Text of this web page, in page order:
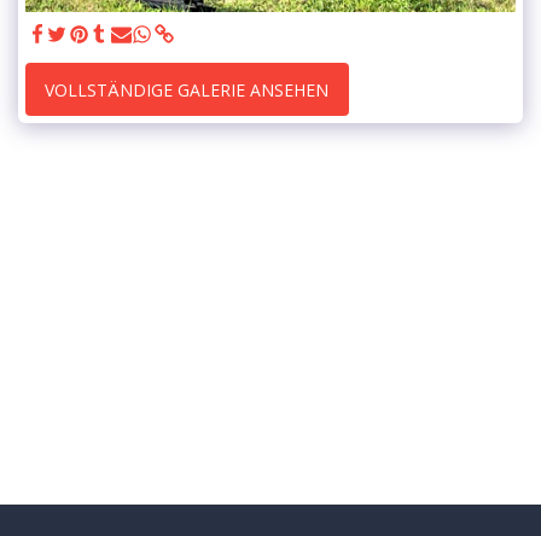
VOLLSTÄNDIGE GALERIE ANSEHEN